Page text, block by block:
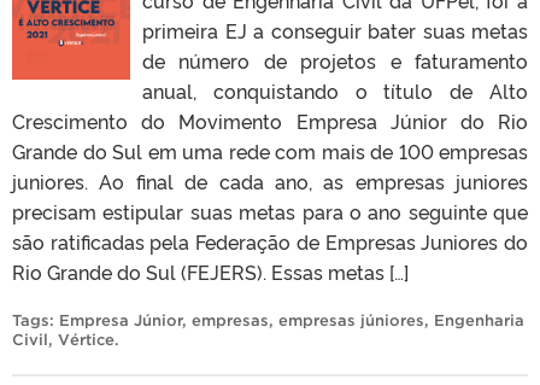
primeira EJ a conseguir bater suas metas
de número de projetos e faturamento
anual, conquistando o título de Alto
Crescimento do Movimento Empresa Júnior do Rio
Grande do Sul em uma rede com mais de 100 empresas
juniores. Ao final de cada ano, as empresas juniores
precisam estipular suas metas para o ano seguinte que
são ratificadas pela Federação de Empresas Juniores do
Rio Grande do Sul (FEJERS). Essas metas […]
Tags: Empresa Júnior, empresas, empresas júniores, Engenharia
Civil, Vértice.